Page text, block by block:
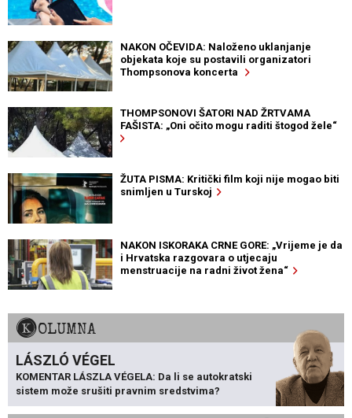
NAKON OČEVIDA: Naloženo uklanjanje
objekata koje su postavili organizatori
Thompsonova koncerta
THOMPSONOVI ŠATORI NAD ŽRTVAMA
FAŠISTA: „Oni očito mogu raditi štogod žele“
ŽUTA PISMA: Kritički film koji nije mogao biti
snimljen u Turskoj
NAKON ISKORAKA CRNE GORE: „Vrijeme je da
i Hrvatska razgovara o utjecaju
menstruacije na radni život žena“
KOLUMNA
LÁSZLÓ VÉGEL
KOMENTAR LÁSZLA VÉGELA: Da li se autokratski
sistem može srušiti pravnim sredstvima?